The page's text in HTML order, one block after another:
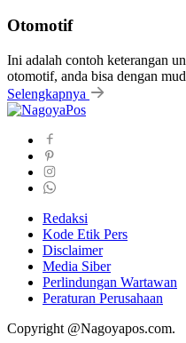
Otomotif
Ini adalah contoh keterangan
otomotif, anda bisa dengan
Selengkapnya
Redaksi
Kode Etik Pers
Disclaimer
Media Siber
Perlindungan Wartawan
Peraturan Perusahaan
Copyright @Nagoyapos.com.